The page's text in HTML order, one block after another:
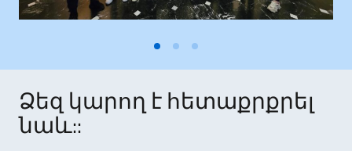
Ձեզ կարող է հետաքրքրել
նաև::